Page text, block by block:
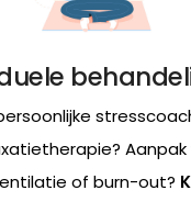
Aanpak
of burn-out?